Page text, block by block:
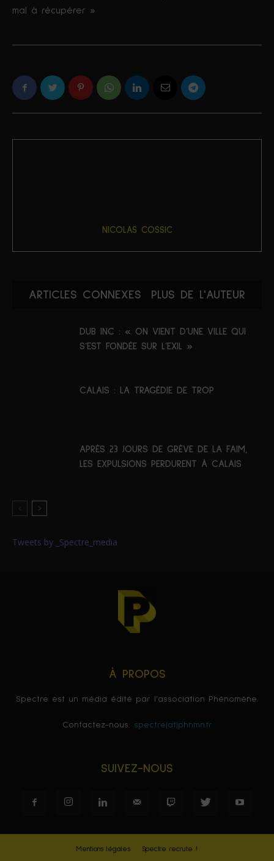
mal à récupérer »
NICOLAS COSSIC
ARTICLES CONNEXES PLUS DE L'AUTEUR
DUB INC : « ON VIENT D’UNE VILLE QUI
S’EST FONDÉE SUR L’EXIL »
CALAIS : LA TRAGÉDIE DE TROP
APRÈS 23 JOURS DE GRÈVE DE LA FAIM,
LES EXPULSIONS PERDURENT À CALAIS
Tweets by _Spectre_media
À PROPOS
Spectre est un média édité par l'association Phénomène.
Contactez-nous: spectre(at)phnmn.fr
SUIVEZ-NOUS
Mentions légales Spectre recrute !